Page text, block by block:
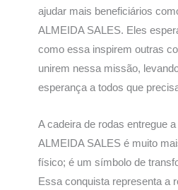
ajudar mais beneficiários
ALMEIDA SALES. Eles
como essa inspirem outras
unirem nessa missão,
esperança a todos que
A cadeira de rodas entregue
ALMEIDA SALES é muito
físico; é um símbolo de
Essa conquista representa a